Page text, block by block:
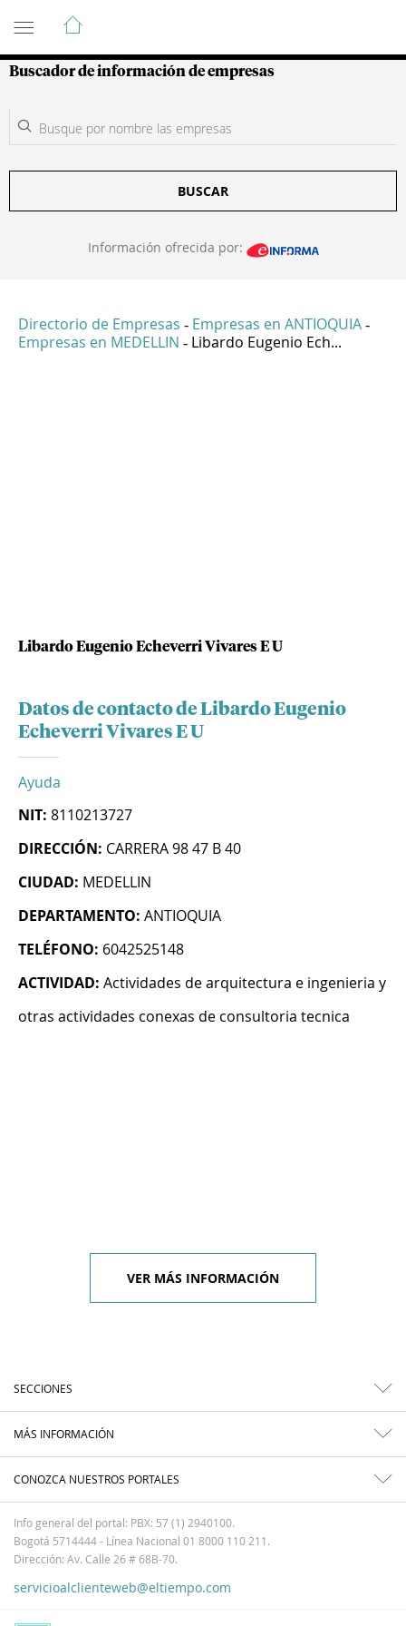
Guía de Empresas Colombianas
Buscador de información de empresas
BUSCAR
Información ofrecida por:
Directorio de Empresas - Empresas en ANTIOQUIA -
Empresas en MEDELLIN - Libardo Eugenio Ech...
Libardo Eugenio Echeverri Vivares E U
Datos de contacto de Libardo Eugenio
Echeverri Vivares E U
Ayuda
NIT: 8110213727
DIRECCIÓN: CARRERA 98 47 B 40
CIUDAD: MEDELLIN
DEPARTAMENTO: ANTIOQUIA
TELÉFONO: 6042525148
ACTIVIDAD: Actividades de arquitectura e ingenieria y
otras actividades conexas de consultoria tecnica
VER MÁS INFORMACIÓN
SECCIONES
MÁS INFORMACIÓN
CONOZCA NUESTROS PORTALES
Info general del portal: PBX: 57 (1) 2940100.
Bogotá 5714444 - Línea Nacional 01 8000 110 211.
Dirección: Av. Calle 26 # 68B-70.
servicioalclienteweb@eltiempo.com